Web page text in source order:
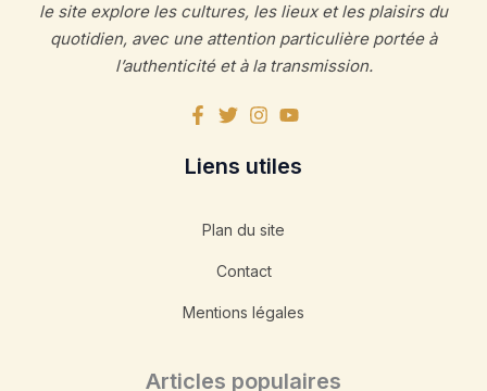
le site explore les cultures, les lieux et les plaisirs du
quotidien, avec une attention particulière portée à
l’authenticité et à la transmission.
Liens utiles
Plan du site
Contact
Mentions légales
Articles populaires